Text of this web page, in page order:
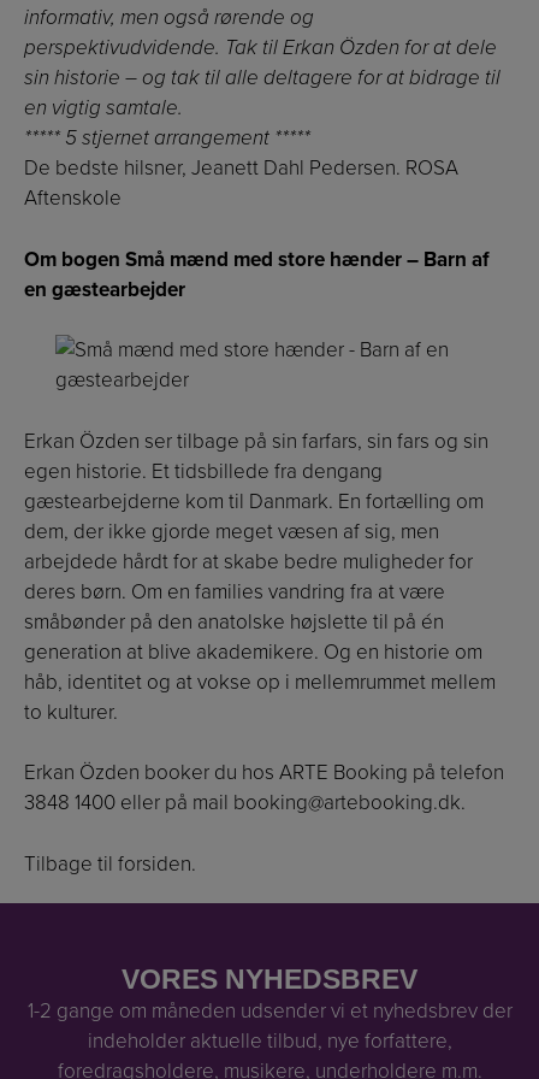
informativ, men også rørende og
perspektivudvidende. Tak til Erkan Özden for at dele
sin historie – og tak til alle deltagere for at bidrage til
en vigtig samtale.
***** 5 stjernet arrangement *****
De bedste hilsner, Jeanett Dahl Pedersen. ROSA
Aftenskole
Om bogen Små mænd med store hænder – Barn af
en gæstearbejder
Erkan Özden ser tilbage på sin farfars, sin fars og sin
egen historie. Et tidsbillede fra dengang
gæstearbejderne kom til Danmark. En fortælling om
dem, der ikke gjorde meget væsen af sig, men
arbejdede hårdt for at skabe bedre muligheder for
deres børn. Om en families vandring fra at være
småbønder på den anatolske højslette til på én
generation at blive akademikere. Og en historie om
håb, identitet og at vokse op i mellemrummet mellem
to kulturer.
Erkan Özden booker du hos ARTE Booking på telefon
3848 1400 eller på mail booking@artebooking.dk.
Tilbage til forsiden.
VORES NYHEDSBREV
1-2 gange om måneden udsender vi et nyhedsbrev der
indeholder aktuelle tilbud, nye forfattere,
foredragsholdere, musikere, underholdere m.m.